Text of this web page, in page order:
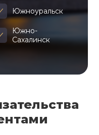
Южноуральск
Южно-
Сахалинск